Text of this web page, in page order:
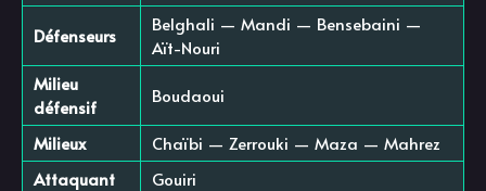
Défenseurs
Belghali — Mandi — Bensebaini —
Aït-Nouri
Milieu
défensif
Boudaoui
Milieux
Chaïbi — Zerrouki — Maza — Mahrez
Attaquant
Gouiri